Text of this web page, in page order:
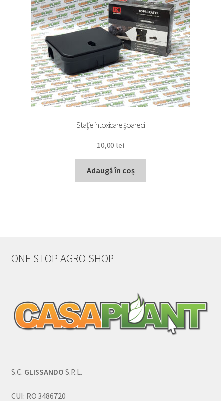
Stație intoxicare șoareci
10,00 lei
Adaugă în coș
ONE STOP AGRO SHOP
S.C. GLISSANDO S.R.L.
CUI: RO 3486720